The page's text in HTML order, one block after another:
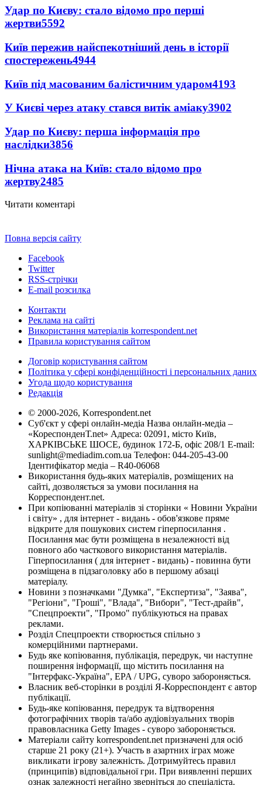
Удар по Києву: стало відомо про перші
жертви5592
Київ пережив найспекотніший день в історії
спостережень4944
Київ під масованим балістичним ударом4193
У Києві через атаку стався витік аміаку3902
Удар по Києву: перша інформація про
наслідки3856
Нічна атака на Київ: стало відомо про
жертву2485
Читати коментарі
Повна версія сайту
Facebook
Twitter
RSS-стрічки
E-mail розсилка
Контакти
Реклама на сайті
Використання матеріалів korrespondent.net
Правила користування сайтом
Договір користування сайтом
Політика у сфері конфіденційності і персональних даних
Угода щодо користування
Редакція
© 2000-2026, Korrespondent.net
Суб'єкт у сфері онлайн-медіа Назва онлайн-медіа –
«КореспонденТ.net» Адреса: 02091, місто Київ,
ХАРКІВСЬКЕ ШОСЕ, будинок 172-Б, офіс 208/1 E-mail:
sunlight@mediadim.com.ua Телефон: 044-205-43-00
Ідентифікатор медіа – R40-06068
Використання будь-яких матеріалів, розміщених на
сайті, дозволяється за умови посилання на
Корреспондент.net.
При копіюванні матеріалів зі сторінки « Новини України
і світу» , для інтернет - видань - обов'язкове пряме
відкрите для пошукових систем гіперпосилання .
Посилання має бути розміщена в незалежності від
повного або часткового використання матеріалів.
Гіперпосилання ( для інтернет - видань) - повинна бути
розміщена в підзаголовку або в першому абзаці
матеріалу.
Новини з позначками "Думка", "Експертиза", "Заява",
"Регіони", "Гроші", "Влада", "Вибори", "Тест-драйв",
"Спецпроекти", "Промо" публікуються на правах
реклами.
Розділ Спецпроекти створюється спільно з
комерційними партнерами.
Будь яке копіювання, публікація, передрук, чи наступне
поширення інформації, що містить посилання на
"Інтерфакс-Україна", EPA / UPG, суворо забороняється.
Власник веб-сторінки в розділі Я-Корреспондент є автор
публікації.
Будь-яке копіювання, передрук та відтворення
фотографічних творів та/або аудіовізуальних творів
правовласника Getty Images - суворо забороняється.
Матеріали сайту korrespondent.net призначені для осіб
старше 21 року (21+). Участь в азартних іграх може
викликати ігрову залежність. Дотримуйтесь правил
(принципів) відповідальної гри. При виявленні перших
ознак залежності негайно зверніться до спеціаліста.